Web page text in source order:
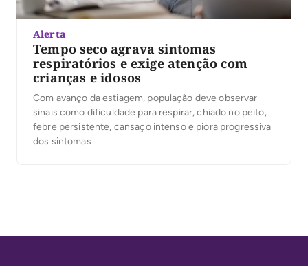
Alerta
Tempo seco agrava sintomas
respiratórios e exige atenção com
crianças e idosos
Com avanço da estiagem, população deve observar
sinais como dificuldade para respirar, chiado no peito,
febre persistente, cansaço intenso e piora progressiva
dos sintomas